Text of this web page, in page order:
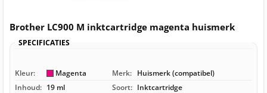
Brother LC900 M inktcartridge magenta huismerk
SPECIFICATIES
Kleur: Magenta Merk: Huismerk (compatibel)
Inhoud: 19 ml Soort: Inktcartridge